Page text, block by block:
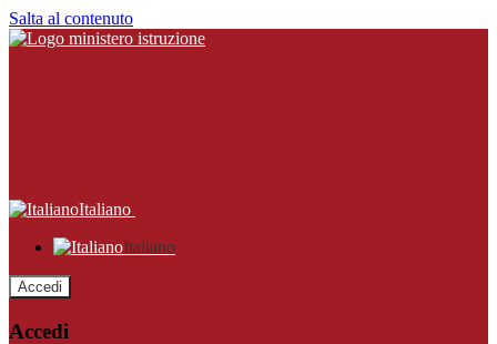
Salta al contenuto
Italiano
Italiano
Accedi
Accedi